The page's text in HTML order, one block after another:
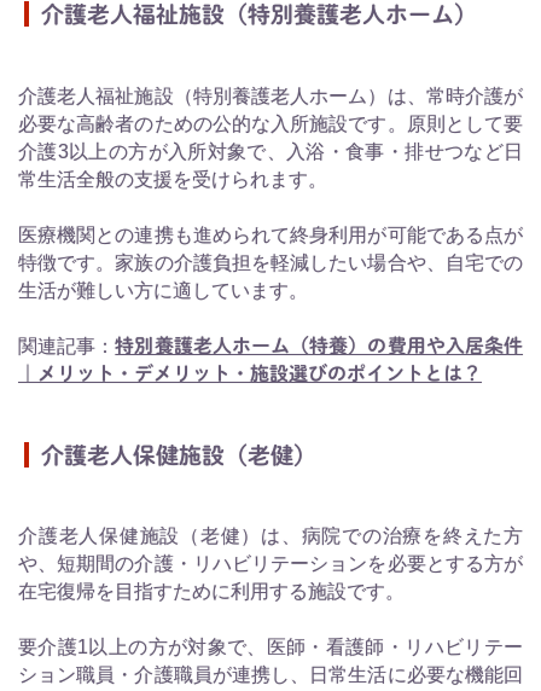
介護老人福祉施設（特別養護老人ホーム）
介護老人福祉施設（特別養護老人ホーム）は、常時介護が
必要な高齢者のための公的な入所施設です。原則として要
介護3以上の方が入所対象で、入浴・食事・排せつなど日
常生活全般の支援を受けられます。
医療機関との連携も進められて終身利用が可能である点が
特徴です。家族の介護負担を軽減したい場合や、自宅での
生活が難しい方に適しています。
関連記事：特別養護老人ホーム（特養）の費用や入居条件
｜メリット・デメリット・施設選びのポイントとは？
介護老人保健施設（老健）
介護老人保健施設（老健）は、病院での治療を終えた方
や、短期間の介護・リハビリテーションを必要とする方が
在宅復帰を目指すために利用する施設です。
要介護1以上の方が対象で、医師・看護師・リハビリテー
ション職員・介護職員が連携し、日常生活に必要な機能回